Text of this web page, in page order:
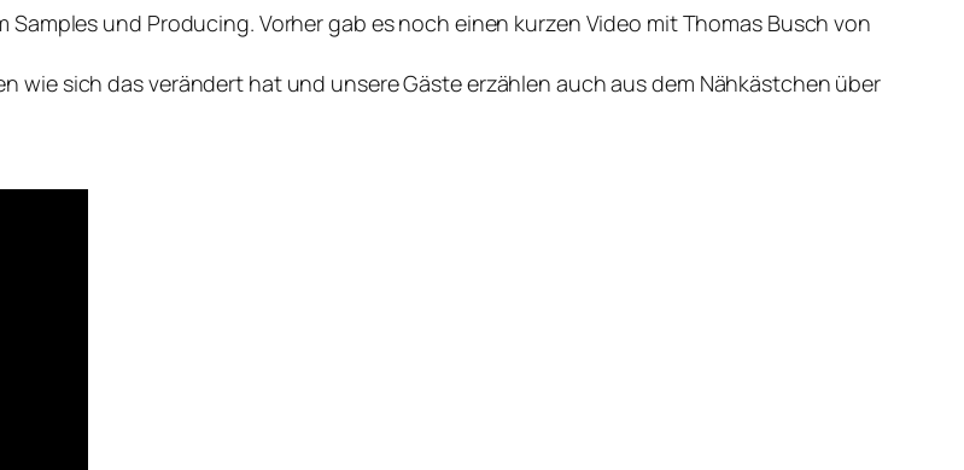
und Producing. Vorher gab es noch einen kurzen Video mit Thomas Busch von
wie sich das verändert hat und unsere Gäste erzählen auch aus dem Nähkästchen über